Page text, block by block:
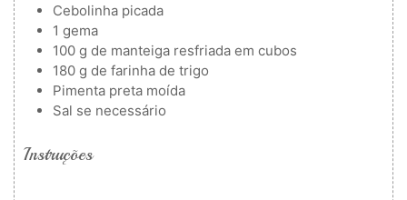
Cebolinha picada
1 gema
100 g de manteiga resfriada em cubos
180 g de farinha de trigo
Pimenta preta moída
Sal se necessário
Instruções